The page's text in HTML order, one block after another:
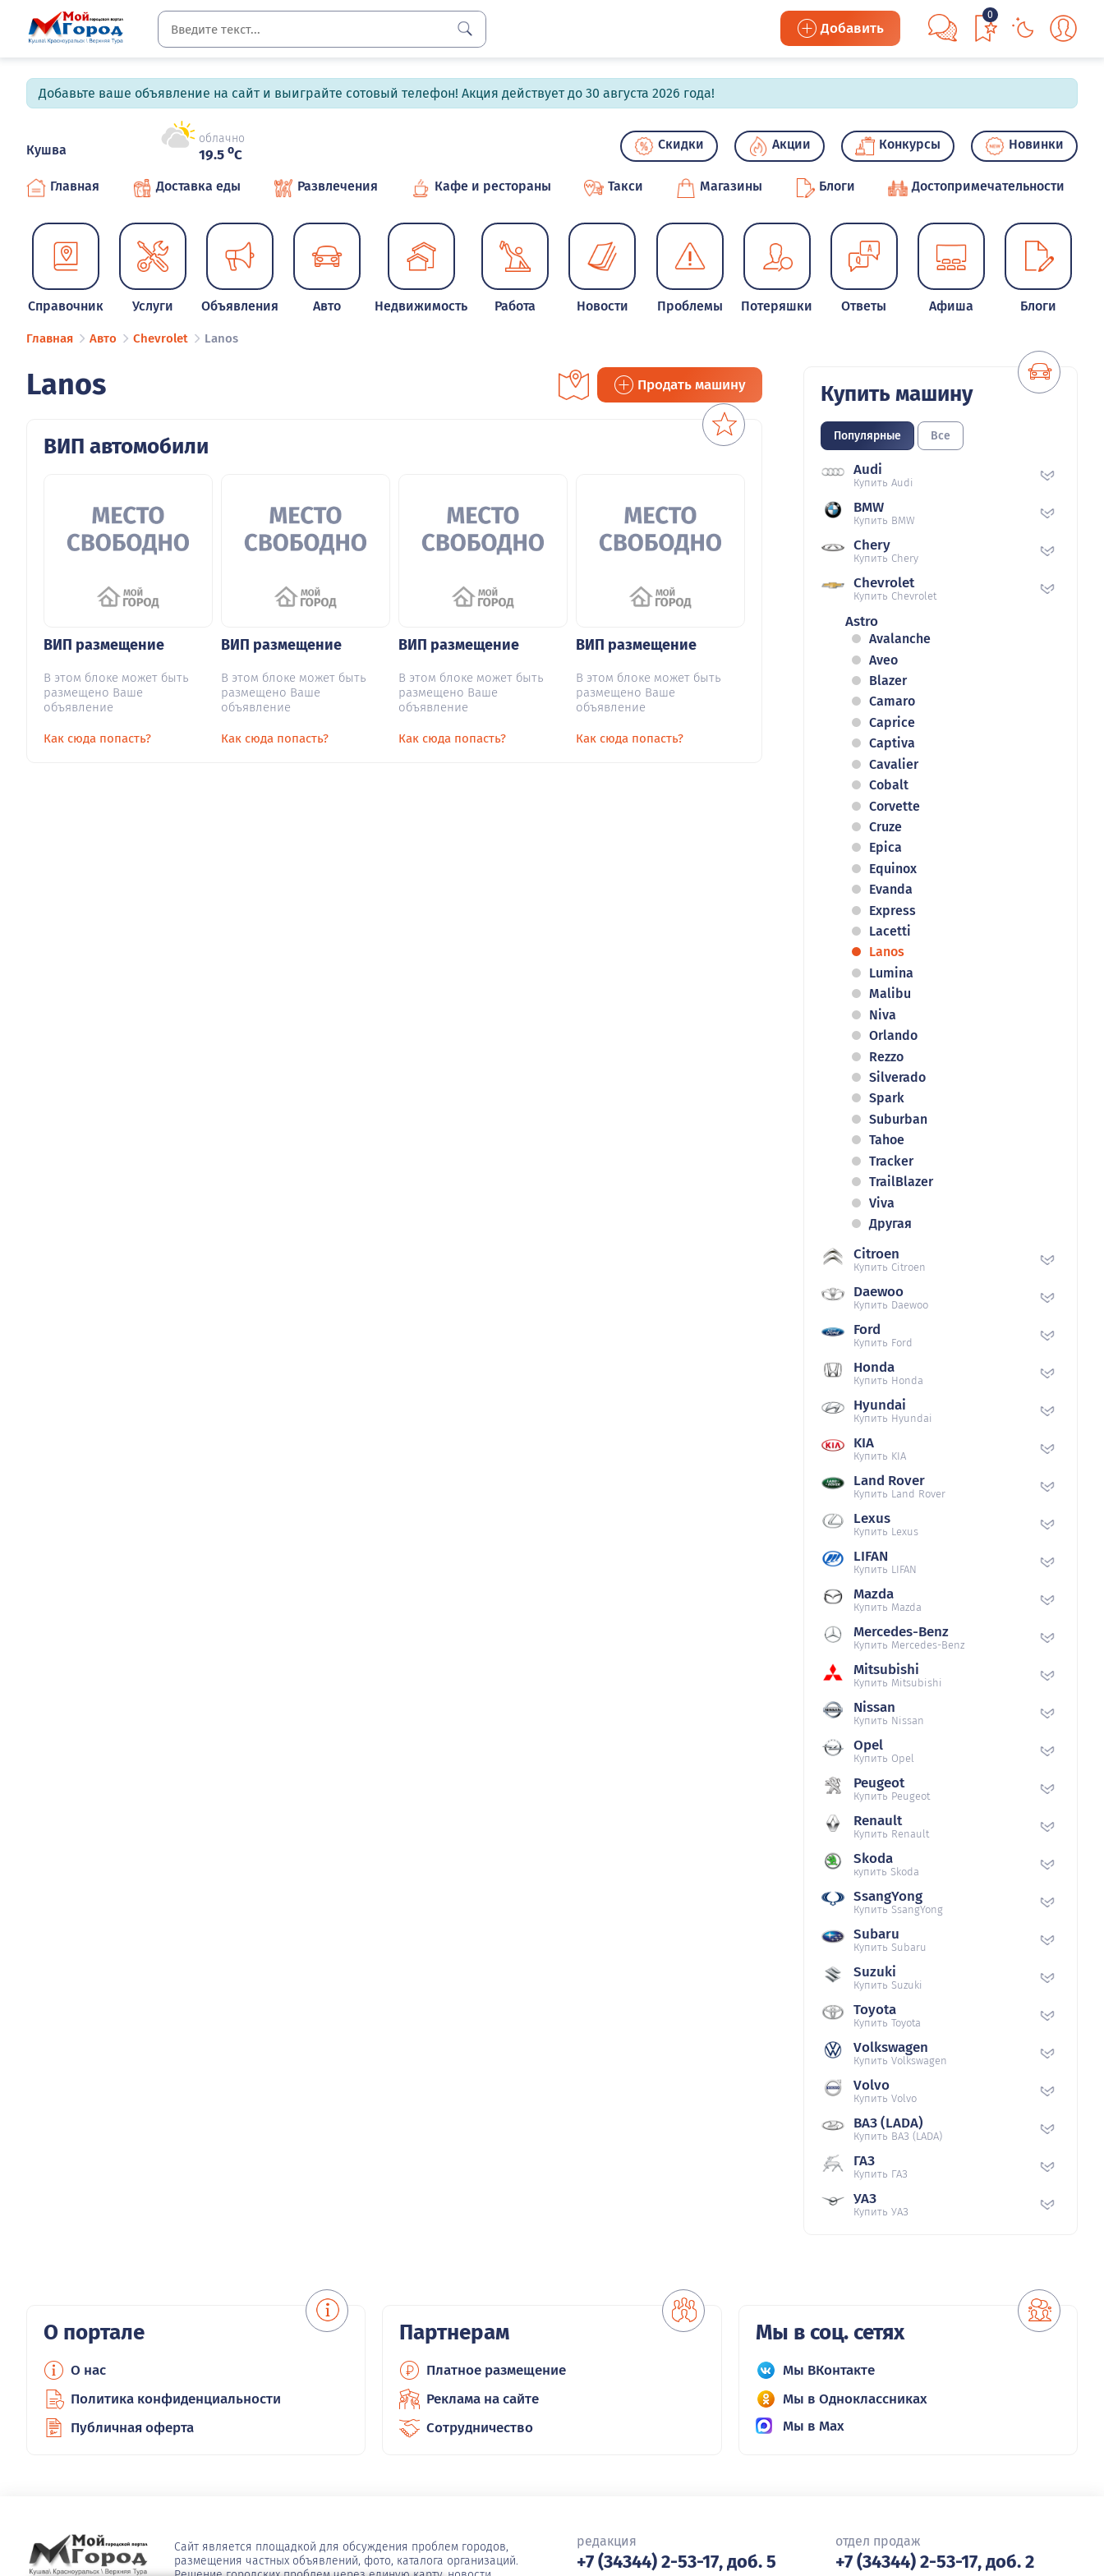
Добавить
0
Добавьте ваше объявление на сайт и выиграйте сотовый телефон! Акция действует до 30 августа 2026 года!
Кушва
облачно
19.5 oC
Скидки Акции Конкурсы Новинки
Главная Доставка еды Развлечения Кафе и рестораны Такси Магазины Блоги Достопримечательности
Справочник Услуги Объявления Авто Недвижимость Работа Новости Проблемы Потеряшки Ответы Афиша Блоги
Главная Авто Chevrolet Lanos
Lanos Продать машину
ВИП автомобили
ВИП размещение
В этом блоке может быть
размещено Ваше
объявление
Как сюда попасть?
ВИП размещение
В этом блоке может быть
размещено Ваше
объявление
Как сюда попасть?
ВИП размещение
В этом блоке может быть
размещено Ваше
объявление
Как сюда попасть?
ВИП размещение
В этом блоке может быть
размещено Ваше
объявление
Как сюда попасть?
Купить машину
Популярные Все
Audi
Купить Audi
BMW
Купить BMW
Chery
Купить Chery
Chevrolet
Купить Chevrolet
Astro
Avalanche
Aveo
Blazer
Camaro
Caprice
Captiva
Cavalier
Cobalt
Corvette
Cruze
Epica
Equinox
Evanda
Express
Lacetti
Lanos
Lumina
Malibu
Niva
Orlando
Rezzo
Silverado
Spark
Suburban
Tahoe
Tracker
TrailBlazer
Viva
Другая
Citroen
Купить Citroen
Daewoo
Купить Daewoo
Ford
Купить Ford
Honda
Купить Honda
Hyundai
Купить Hyundai
KIA
Купить KIA
Land Rover
Купить Land Rover
Lexus
Купить Lexus
LIFAN
Купить LIFAN
Mazda
Купить Mazda
Mercedes-Benz
Купить Mercedes-Benz
Mitsubishi
Купить Mitsubishi
Nissan
Купить Nissan
Opel
Купить Opel
Peugeot
Купить Peugeot
Renault
Купить Renault
Skoda
купить Skoda
SsangYong
Купить SsangYong
Subaru
Купить Subaru
Suzuki
Купить Suzuki
Toyota
Купить Toyota
Volkswagen
Купить Volkswagen
Volvo
Купить Volvo
ВАЗ (LADA)
Купить ВАЗ (LADA)
ГАЗ
Купить ГАЗ
УАЗ
Купить УАЗ
О портале
О нас
Политика конфиденциальности
Публичная оферта
Партнерам
Платное размещение
Реклама на сайте
Сотрудничество
Мы в соц. сетях
Мы ВКонтакте
Мы в Одноклассниках
Мы в Max
Сайт является площадкой для обсуждения проблем городов,
размещения частных объявлений, фото, каталога организаций.
редакция
+7 (34344) 2-53-17, доб. 5
отдел продаж
+7 (34344) 2-53-17, доб. 2